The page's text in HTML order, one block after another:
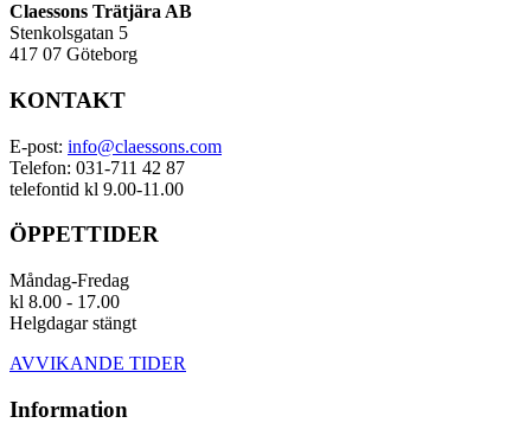
Claessons Trätjära AB
Stenkolsgatan 5
417 07 Göteborg
KONTAKT
E-post: info@claessons.com
Telefon: 031-711 42 87
telefontid kl 9.00-11.00
ÖPPETTIDER
Måndag-Fredag
kl 8.00 - 17.00
Helgdagar stängt
AVVIKANDE TIDER
Information